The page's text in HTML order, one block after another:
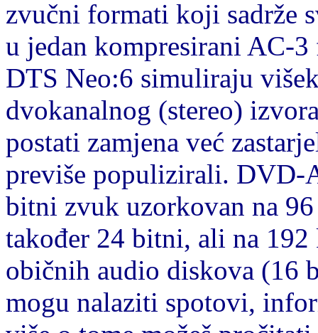
zvučni formati koji sadrže
u jedan kompresirani AC-
DTS Neo:6 simuliraju
dvokanalnog (stereo)
postati zamjena već
previše populizirali. DVD-
bitni zvuk uzorkovan na
također 24 bitni, ali na
običnih audio diskova (16
mogu nalaziti spotovi,